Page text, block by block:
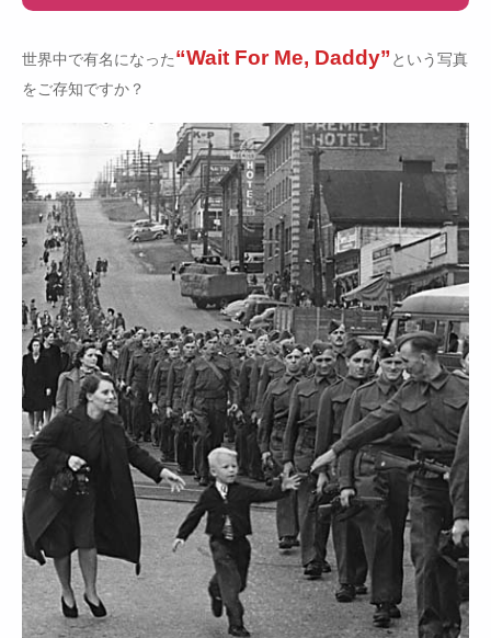
世界中で有名になった“Wait For Me, Daddy” という写真
をご存知ですか？